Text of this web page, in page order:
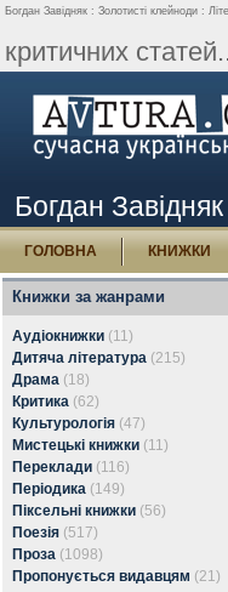
Богдан Завідняк : Золотисті клейноди :
критичних
Богдан
ГОЛОВНА КНИЖКИ
Книжки за жанрами
Аудіокнижки (11)
Дитяча література (215)
Драма (18)
Критика (62)
Культурологія (47)
Мистецькі книжки (11)
Переклади (116)
Періодика (149)
Піксельні книжки (56)
Поезія (517)
Проза (1098)
Пропонується видавцям (21)